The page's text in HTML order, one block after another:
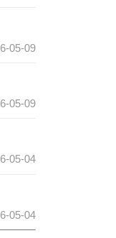
05-09
05-09
05-04
05-04